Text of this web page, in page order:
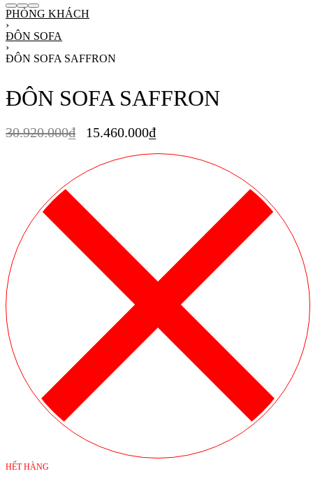
PHÒNG KHÁCH
›
ĐÔN SOFA
›
ĐÔN SOFA SAFFRON
ĐÔN SOFA SAFFRON
30.920.000₫ 15.460.000₫
HẾT HÀNG